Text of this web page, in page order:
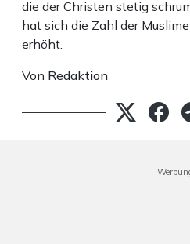
die der Christen stetig
hat sich die Zahl der
erhöht.
Von Redaktion